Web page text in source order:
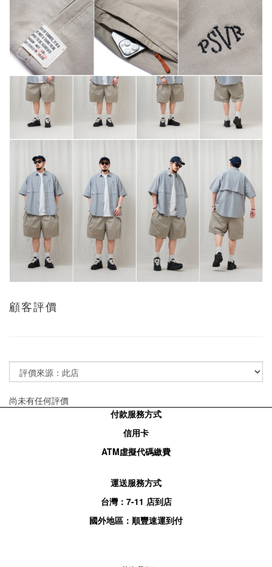
顧客評價
尚未有任何評價
付款服務方式
信用卡
ATM虛擬代碼繳費
運送服務方式
台灣： 7-11 店到店
國外地區：順豐速運到付